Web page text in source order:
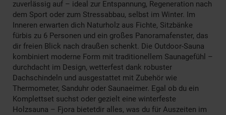
zuverlässig auf – ideal zur Entspannung, Regeneration nach
dem Sport oder zum Stressabbau, selbst im Winter. Im
Inneren erwarten dich Naturholz aus Fichte, Sitzbänke
fürbis zu 6 Personen und ein großes Panoramafenster, das
dir freien Blick nach draußen schenkt. Die Outdoor-Sauna
kombiniert moderne Form mit traditionellem Saunagefühl –
durchdacht im Design, wetterfest dank robuster
Dachschindeln und ausgestattet mit Zubehör wie
Thermometer, Sanduhr oder Saunaeimer. Egal ob du ein
Komplettset suchst oder gezielt eine winterfeste
Holzsauna – Fjora bietetdir alles, was du für Auszeiten im